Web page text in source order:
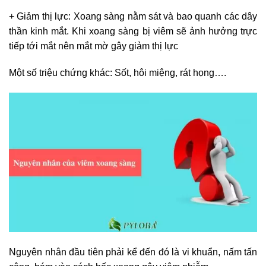
+ Giảm thị lực: Xoang sàng nằm sát và bao quanh các dây
thần kinh mắt. Khi xoang sàng bị viêm sẽ ảnh hưởng trực
tiếp tới mắt nên mắt mờ gây giảm thị lực
Một số triệu chứng khác: Sốt, hôi miệng, rát họng….
Nguyên nhân đầu tiên phải kể đến đó là vi khuẩn, nấm tấn